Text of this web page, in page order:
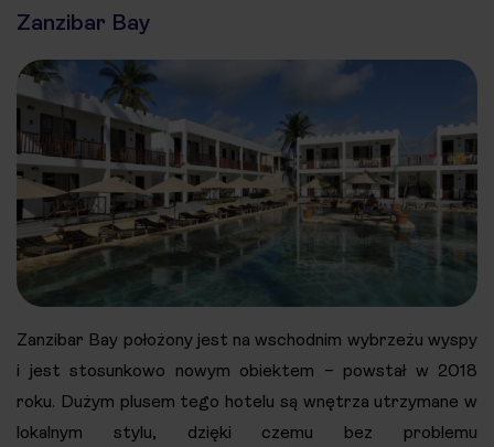
Zanzibar Bay
Zanzibar Bay położony jest na wschodnim wybrzeżu wyspy
i jest stosunkowo nowym obiektem – powstał w 2018
roku. Dużym plusem tego hotelu są wnętrza utrzymane w
lokalnym stylu, dzięki czemu bez problemu